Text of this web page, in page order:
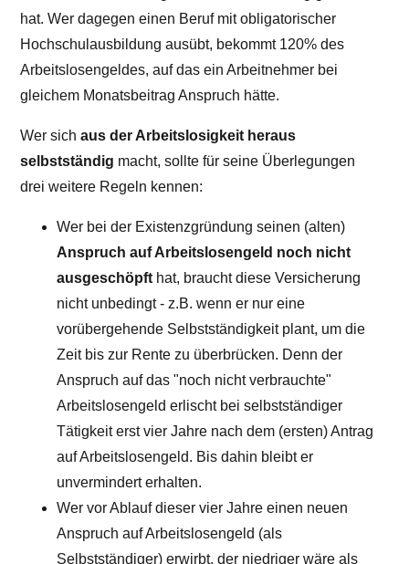
hat. Wer dagegen einen Beruf mit obligatorischer
Hochschulausbildung ausübt, bekommt 120% des
Arbeitslosengeldes, auf das ein Arbeitnehmer bei
gleichem Monatsbeitrag Anspruch hätte.
Wer sichaus der Arbeitslosigkeit heraus
selbstständig macht, sollte für seine Überlegungen
drei weitere Regeln kennen:
Wer bei der Existenzgründung seinen (alten)
Anspruch auf Arbeitslosengeld noch nicht
ausgeschöpft hat, braucht diese Versicherung
nicht unbedingt - z.B. wenn er nur eine
vorübergehende Selbstständigkeit plant, um die
Zeit bis zur Rente zu überbrücken. Denn der
Anspruch auf das "noch nicht verbrauchte"
Arbeitslosengeld erlischt bei selbstständiger
Tätigkeit erst vier Jahre nach dem (ersten) Antrag
auf Arbeitslosengeld. Bis dahin bleibt er
unvermindert erhalten.
Wer vor Ablauf dieser vier Jahre einen neuen
Anspruch auf Arbeitslosengeld (als
Selbstständiger) erwirbt, der niedriger wäre als